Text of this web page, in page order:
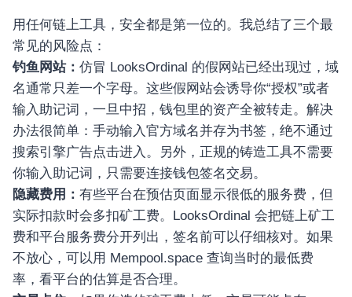
用任何链上工具，安全都是第一位的。我总结了三个最
常见的风险点：
钓鱼网站： 仿冒 LooksOrdinal 的假网站已经出现过，域
名通常只差一个字母。这些假网站会诱导你“授权”或者
输入助记词，一旦中招，钱包里的资产全被转走。解决
办法很简单：手动输入官方域名并存为书签，绝不通过
搜索引擎广告点击进入。另外，正规的铸造工具不需要
你输入助记词，只需要连接钱包签名交易。
隐藏费用： 有些平台在预估页面显示很低的服务费，但
实际扣款时会多扣矿工费。LooksOrdinal 会把链上矿工
费和平台服务费分开列出，签名前可以仔细核对。如果
不放心，可以用 Mempool.space 查询当时的最低费
率，看平台的估算是否合理。